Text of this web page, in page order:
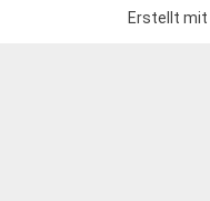
Erstellt mit